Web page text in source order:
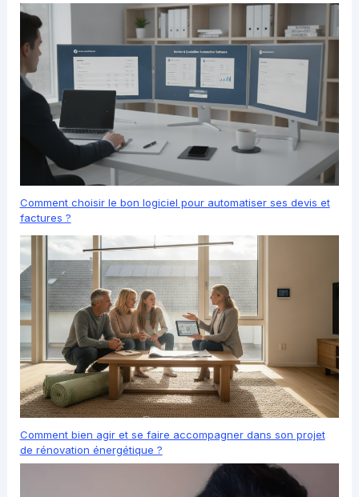
Comment choisir le bon logiciel pour automatiser ses devis et
factures ?
Comment bien agir et se faire accompagner dans son projet
de rénovation énergétique ?